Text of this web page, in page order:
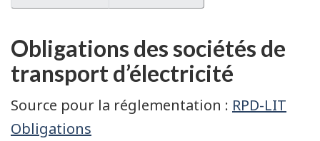
Obligations des sociétés de
transport d’électricité
Source pour la réglementation : RPD-LIT
Obligations